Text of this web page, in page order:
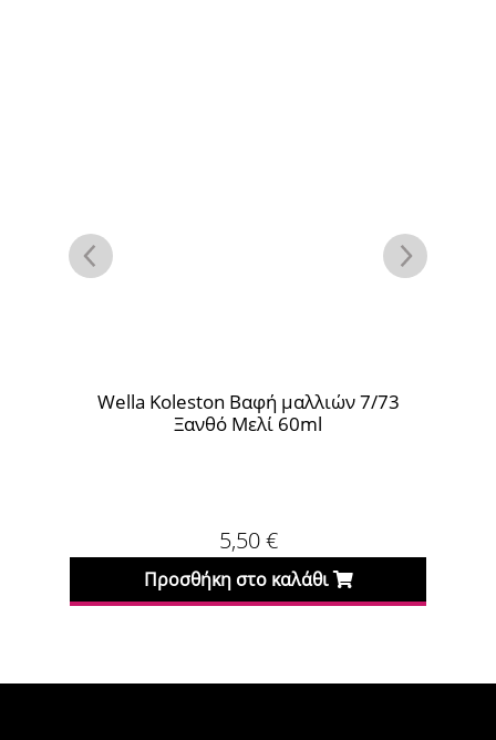
Wella Koleston Βαφή μαλλιών 7/73
Ξανθό Μελί 60ml
5,50€
Προσθήκη στο καλάθι